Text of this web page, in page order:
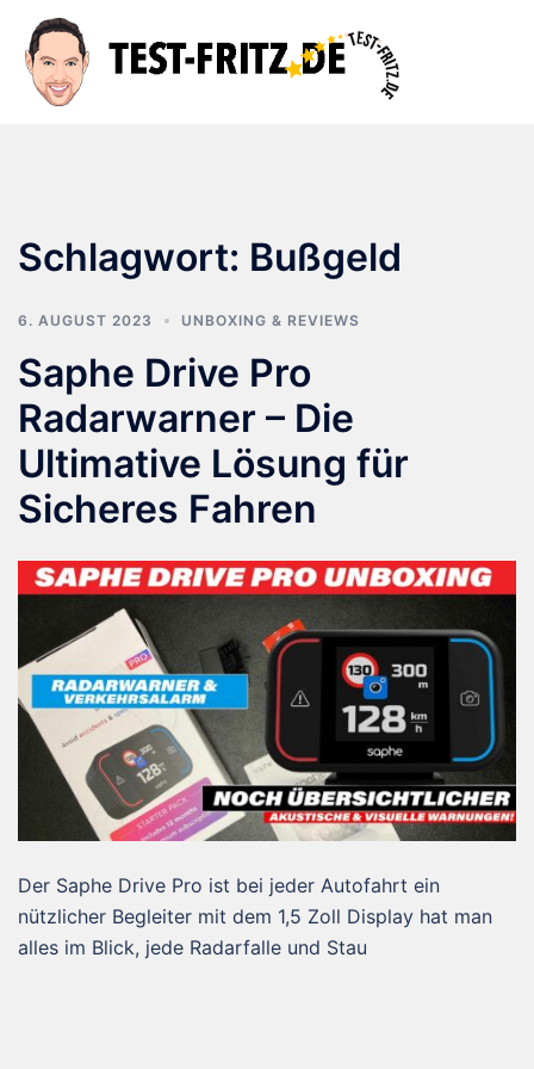
Inhalt
springen
Schlagwort: Bußgeld
6. AUGUST 2023 UNBOXING & REVIEWS
Saphe Drive Pro
Radarwarner – Die
Ultimative Lösung für
Sicheres Fahren
Der Saphe Drive Pro ist bei jeder Autofahrt ein
nützlicher Begleiter mit dem 1,5 Zoll Display hat man
alles im Blick, jede Radarfalle und Stau